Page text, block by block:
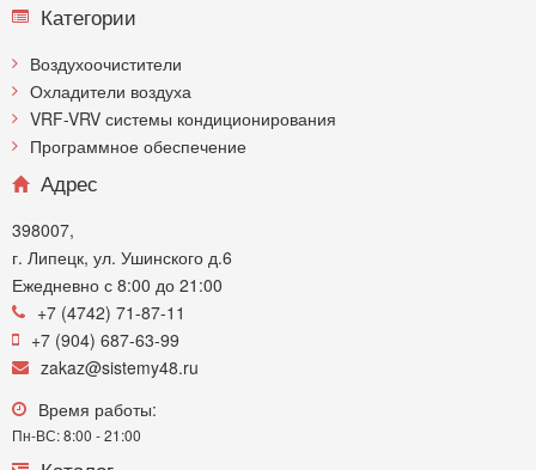
Категории
Воздухоочистители
Охладители воздуха
VRF-VRV системы кондиционирования
Программное обеспечение
Адрес
398007,
г. Липецк, ул. Ушинского д.6
Ежедневно с 8:00 до 21:00
+7 (4742) 71-87-11
+7 (904) 687-63-99
zakaz@sistemy48.ru
Время работы:
Пн-ВС: 8:00 - 21:00